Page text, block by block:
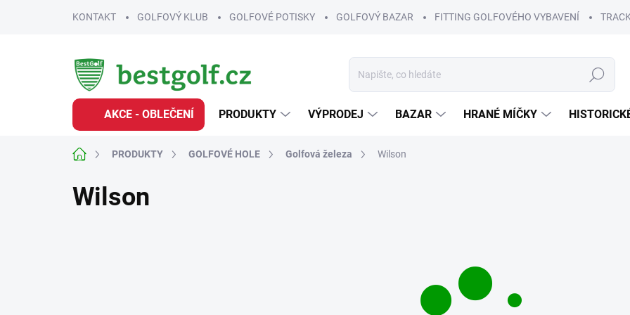
KONTAKT GOLFOVÝ KLUB GOLFOVÉ POTISKY GOLFOVÝ BAZAR FITTING GOLFOVÉHO VYBAVENÍ
Hledat
AKCE - OBLEČENÍ PRODUKTY VÝPRODEJ BAZAR HRANÉ MÍČKY
Domů PRODUKTY GOLFOVÉ HOLE Golfová železa Wilson
Wilson